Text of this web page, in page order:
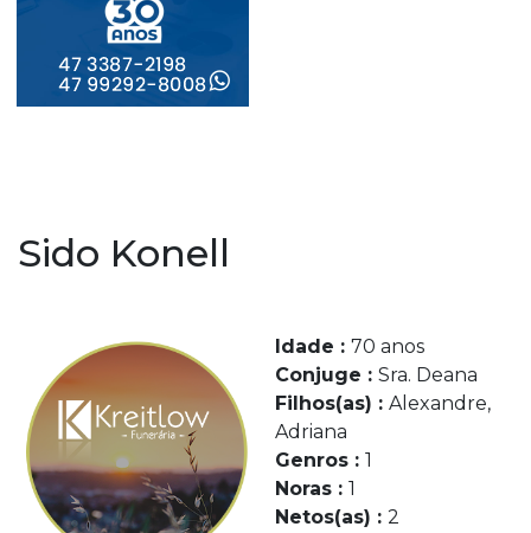
Sido Konell
Idade : 70 anos
Conjuge : Sra. Deana
Filhos(as) : Alexandre,
Adriana
Genros : 1
Noras : 1
Netos(as) : 2